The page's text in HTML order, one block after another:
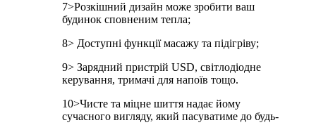
7>Розкішний дизайн може зробити ваш
будинок сповненим тепла;
8> Доступні функції масажу та підігріву;
9> Зарядний пристрій USD, світлодіодне
керування, тримачі для напоїв тощо.
10>Чисте та міцне шиття надає йому
сучасного вигляду, який пасуватиме до будь-